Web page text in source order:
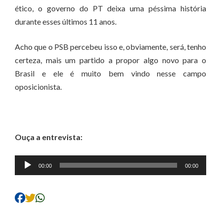
ético, o governo do PT deixa uma péssima história
durante esses últimos 11 anos.
Acho que o PSB percebeu isso e, obviamente, será, tenho
certeza, mais um partido a propor algo novo para o
Brasil e ele é muito bem vindo nesse campo
oposicionista.
Ouça a entrevista:
Tocador
de
00:00 00:00